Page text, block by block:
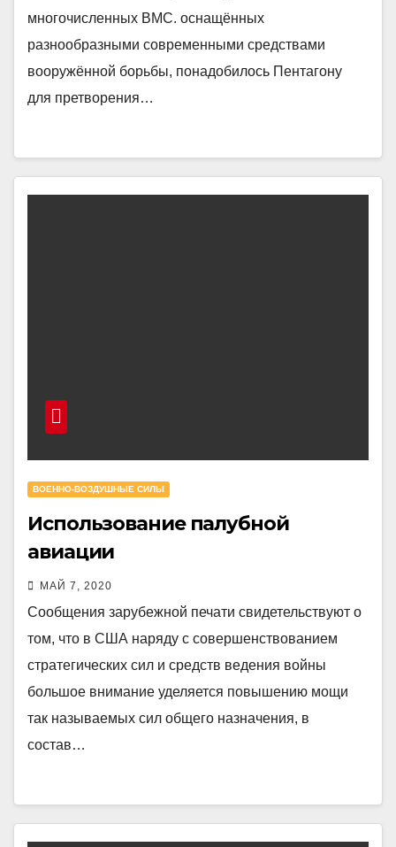
многочисленных ВМС. оснащённых
разнообразными современными средствами
вооружённой борьбы, понадобилось Пентагону
для претворения…
ВОЕННО-ВОЗДУШНЫЕ СИЛЫ
Использование палубной
авиации
МАЙ 7, 2020
Сообщения зарубежной печати свидетельствуют о
том, что в США наряду с совершенствованием
стратегических сил и средств ведения войны
большое внимание уделяется повышению мощи
так называемых сил общего назначения, в
состав…